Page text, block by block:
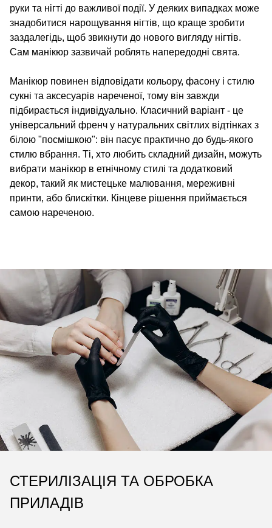
руки та нігті до важливої події. У деяких випадках може
знадобитися нарощування нігтів, що краще зробити
заздалегідь, щоб звикнути до нового вигляду нігтів.
Сам манікюр зазвичай роблять напередодні свята.
Манікюр повинен відповідати кольору, фасону і стилю
сукні та аксесуарів нареченої, тому він завжди
підбирається індивідуально. Класичний варіант - це
універсальний френч у натуральних світлих відтінках з
білою "посмішкою": він пасує практично до будь-якого
стилю вбрання. Ті, хто любить складний дизайн, можуть
вибрати манікюр в етнічному стилі та додатковий
декор, такий як мистецьке малювання, мереживні
принти, або блискітки. Кінцеве рішення приймається
самою нареченою.
СТЕРИЛІЗАЦІЯ ТА ОБРОБКА
ПРИЛАДІВ